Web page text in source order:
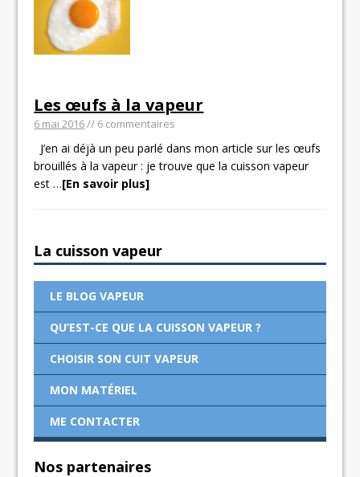
Les œufs à la vapeur
6 mai 2016// 6 commentaires
J’en ai déjà un peu parlé dans mon article sur les œufs
brouillés à la vapeur : je trouve que la cuisson vapeur
est…[En savoir plus]
La cuisson vapeur
LE BLOG VAPEUR
QU’EST-CE QUE LA CUISSON VAPEUR ?
CHOISIR SON CUIT VAPEUR
MON MATÉRIEL
ME CONTACTER
Nos partenaires